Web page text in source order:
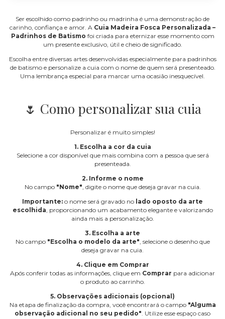
Ser escolhido como padrinho ou madrinha é uma demonstração de
carinho, confiança e amor. A Cuia Madeira Fosca Personalizada –
Padrinhos de Batismo foi criada para eternizar esse momento com
um presente exclusivo, útil e cheio de significado.
Escolha entre diversas artes desenvolvidas especialmente para padrinhos
de batismo e personalize a cuia com o nome de quem será presenteado.
Uma lembrança especial para marcar uma ocasião inesquecível.
🌷 Como personalizar sua cuia
Personalizar é muito simples!
1. Escolha a cor da cuia
Selecione a cor disponível que mais combina com a pessoa que será
presenteada.
2. Informe o nome
No campo "Nome" , digite o nome que deseja gravar na cuia.
Importante: o nome será gravado no lado oposto da arte
escolhida , proporcionando um acabamento elegante e valorizando
ainda mais a personalização.
3. Escolha a arte
No campo "Escolha o modelo da arte" , selecione o desenho que
deseja gravar na cuia.
4. Clique em Comprar
Após conferir todas as informações, clique em Comprar para adicionar
o produto ao carrinho.
5. Observações adicionais (opcional)
Na etapa de finalização da compra, você encontrará o campo "Alguma
observação adicional no seu pedido" . Utilize esse espaço caso